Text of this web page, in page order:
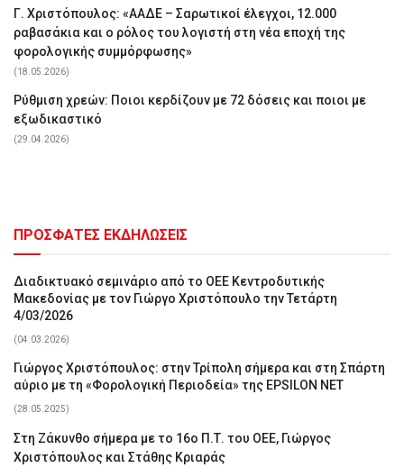
Γ. Χριστόπουλος: «ΑΑΔΕ – Σαρωτικοί έλεγχοι, 12.000
ραβασάκια και ο ρόλος του λογιστή στη νέα εποχή της
φορολογικής συμμόρφωσης»
(18.05.2026)
Ρύθμιση χρεών: Ποιοι κερδίζουν με 72 δόσεις και ποιοι με
εξωδικαστικό
(29.04.2026)
ΠΡΟΣΦΑΤΕΣ ΕΚΔΗΛΩΣΕΙΣ
Διαδικτυακό σεμινάριο από το ΟΕΕ Κεντροδυτικής
Μακεδονίας με τον Γιώργο Χριστόπουλο την Τετάρτη
4/03/2026
(04.03.2026)
Γιώργος Χριστόπουλος: στην Τρίπολη σήμερα και στη Σπάρτη
αύριο με τη «Φορολογική Περιοδεία» της EPSILON NET
(28.05.2025)
Στη Ζάκυνθο σήμερα με το 16ο Π.Τ. του ΟΕΕ, Γιώργος
Χριστόπουλος και Στάθης Κριαράς